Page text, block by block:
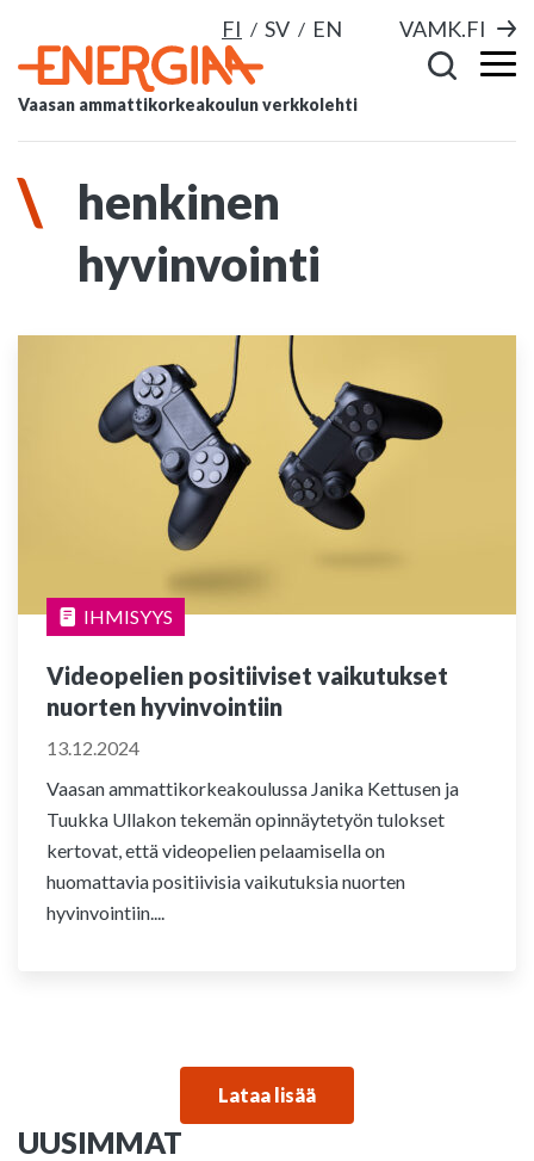
FI SV EN VAMK.FI
Vaasan ammattikorkeakoulun verkkolehti
henkinen
hyvinvointi
IHMISYYS
Videopelien positiiviset vaikutukset
nuorten hyvinvointiin
13.12.2024
Vaasan ammattikorkeakoulussa Janika Kettusen ja
Tuukka Ullakon tekemän opinnäytetyön tulokset
kertovat, että videopelien pelaamisella on
huomattavia positiivisia vaikutuksia nuorten
hyvinvointiin....
Lataa lisää
UUSIMMAT